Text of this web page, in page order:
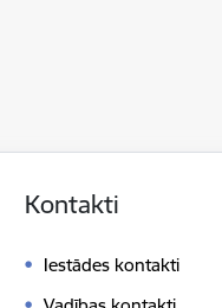
Kontakti
Iestādes kontakti